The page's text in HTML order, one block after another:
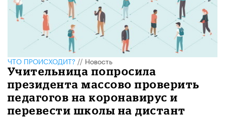
ЧТО ПРОИСХОДИТ?//Новость
Учительница попросила
президента массово проверить
педагогов на коронавирус и
перевести школы на дистант